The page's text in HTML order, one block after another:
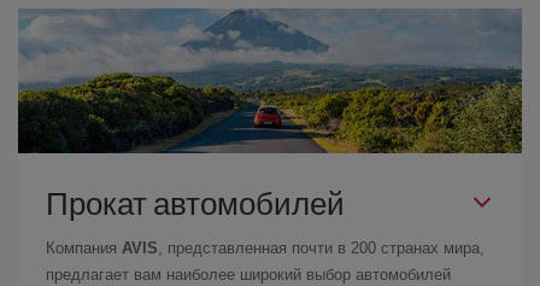
Прокат автомобилей
Компания AVIS, представленная почти в 200 странах мира,
предлагает вам наиболее широкий выбор автомобилей